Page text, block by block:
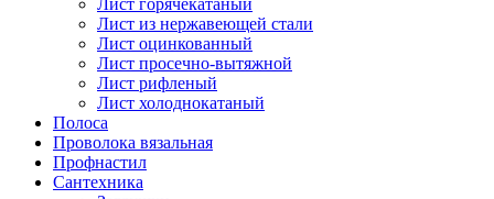
Лист горячекатаный
Лист из нержавеющей стали
Лист оцинкованный
Лист просечно-вытяжной
Лист рифленый
Лист холоднокатаный
Полоса
Проволока вязальная
Профнастил
Сантехника